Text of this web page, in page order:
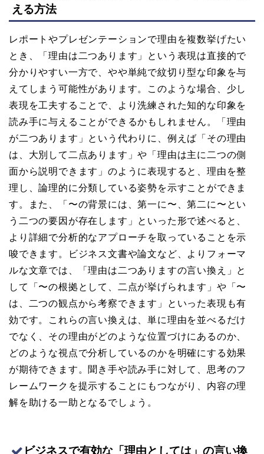
える方法
レポートやプレゼンテーションで理由を複数挙げたい
とき、「理由は二つあります」という表現は直接的で
分かりやすい一方で、やや単純で紋切り型な印象を与
えてしまう可能性があります。このような場合、少し
表現を工夫することで、より洗練された知的な印象を
読み手に与えることができるかもしれません。「理由
が二つあります」という代わりに、例えば「その理由
は、大別して二点あります」や「理由は主に二つの側
面から説明できます」のように表現すると、理由を整
理し、論理的に分類している姿勢を示すことができま
す。また、「〜の背景には、第一に〜、第二に〜とい
う二つの要因が存在します」といった形で述べると、
より詳細で分析的なアプローチを取っていることを示
唆できます。ビジネス文書や論文など、よりフォーマ
ルな文章では、「理由は二つありますの言い換え」と
して「〜の根拠として、二点が挙げられます」や「〜
は、二つの観点から考察できます」といった表現も有
効です。これらの言い換えは、単に理由を並べるだけ
でなく、その理由がどのような位置づけにあるのか、
どのような視点で分析しているのかを明確にする効果
が期待できます。聞き手や読み手に対して、思考のフ
レームワークを提示することにもつながり、内容の理
解を助ける一助となるでしょう。
ビジネスで有効な「理由としては」の言い換